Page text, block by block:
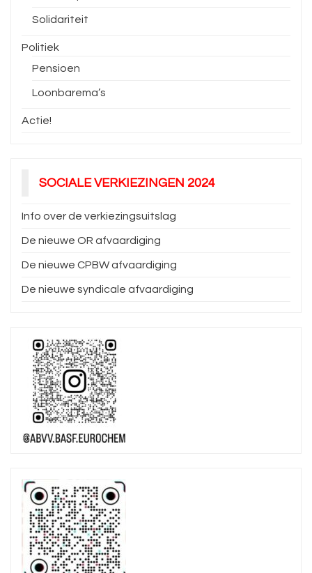
Solidariteit
Politiek
Pensioen
Loonbarema’s
Actie!
SOCIALE VERKIEZINGEN 2024
Info over de verkiezingsuitslag
De nieuwe OR afvaardiging
De nieuwe CPBW afvaardiging
De nieuwe syndicale afvaardiging